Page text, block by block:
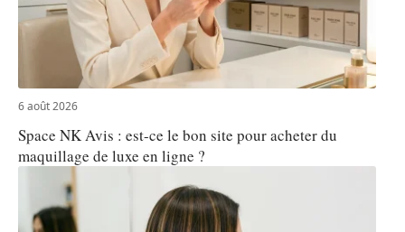
6 août 2026
Space NK Avis : est-ce le bon site pour acheter du
maquillage de luxe en ligne ?